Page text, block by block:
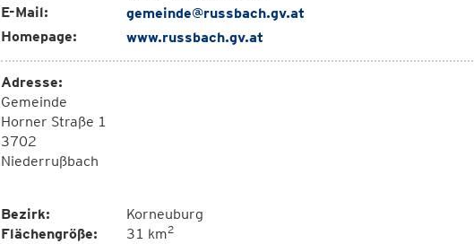
E-Mail:
gemeinde@russbach.gv.at
Homepage:
www.russbach.gv.at
Adresse:
Gemeinde
Horner Straße 1
3702
Niederrußbach
Bezirk:
Korneuburg
Flächengröße:
31 km2